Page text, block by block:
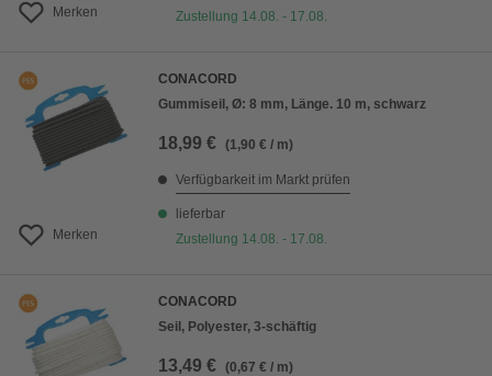
Merken
Zustellung 14.08. - 17.08.
Merken
CONACORD
Gummiseil, Ø: 8 mm, Länge. 10 m, schwarz
18,99 € (1,90 € / m)
Verfügbarkeit im Markt prüfen
lieferbar
Zustellung 14.08. - 17.08.
CONACORD
Seil, Polyester, 3-schäftig
13,49 € (0,67 € / m)